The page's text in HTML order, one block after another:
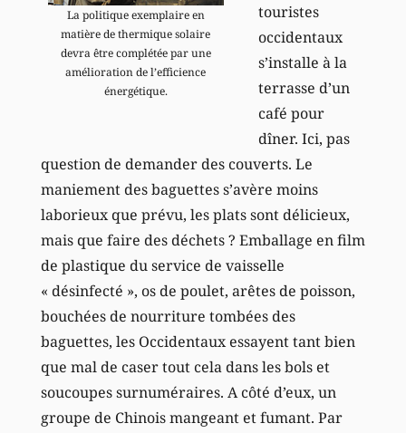
La politique exemplaire en
matière de thermique solaire
devra être complétée par une
amélioration de l’efficience
énergétique.
touristes
occidentaux
s’installe à la
terrasse d’un
café pour
dîner. Ici, pas
question de demander des couverts. Le
maniement des baguettes s’avère moins
laborieux que prévu, les plats sont délicieux,
mais que faire des déchets ? Emballage en film
de plastique du service de vaisselle
« désinfecté », os de poulet, arêtes de poisson,
bouchées de nourriture tombées des
baguettes, les Occidentaux essayent tant bien
que mal de caser tout cela dans les bols et
soucoupes surnuméraires. A côté d’eux, un
groupe de Chinois mangeant et fumant. Par